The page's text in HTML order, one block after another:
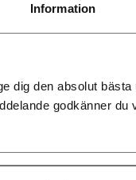
Information
dig den absolut
godkänner